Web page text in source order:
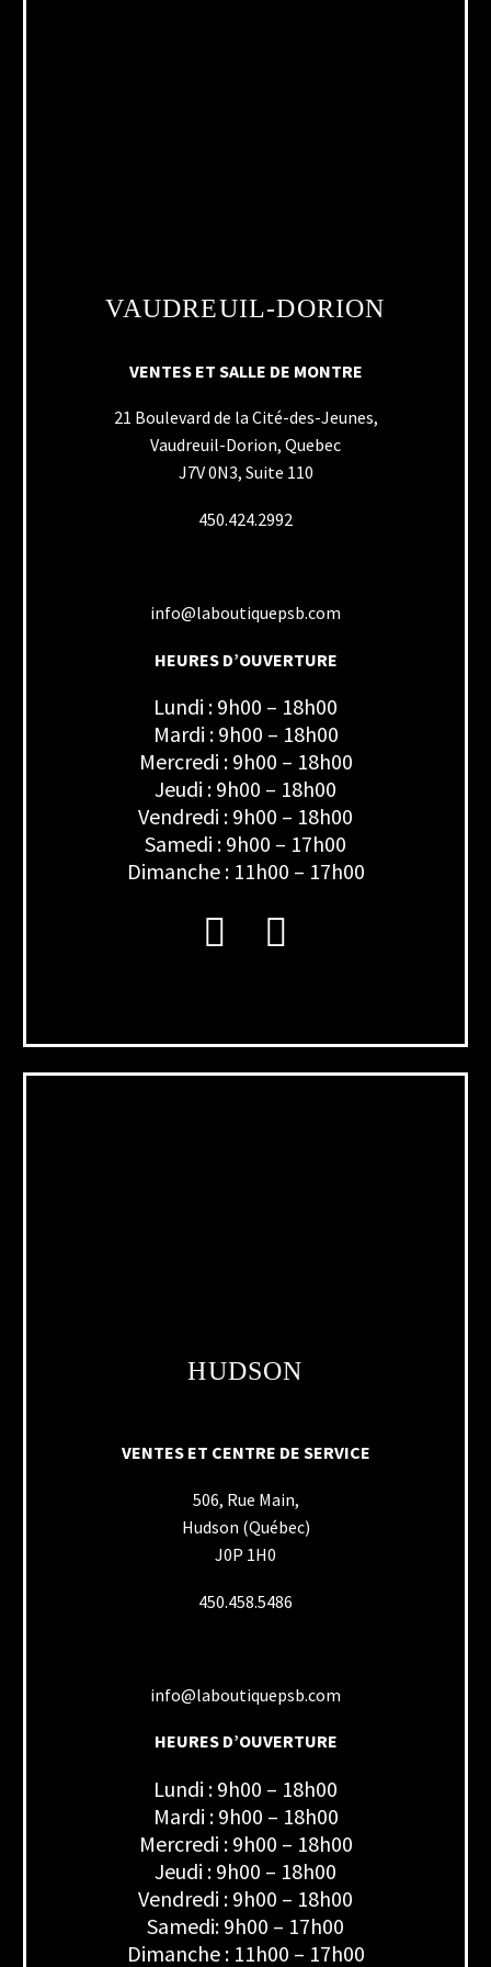
VAUDREUIL-DORION
VENTES ET SALLE DE MONTRE
21 Boulevard de la Cité-des-Jeunes,
Vaudreuil-Dorion, Quebec
J7V 0N3, Suite 110
450.424.2992
info@laboutiquepsb.com
HEURES D’OUVERTURE
Lundi : 9h00 – 18h00
Mardi : 9h00 – 18h00
Mercredi : 9h00 – 18h00
Jeudi : 9h00 – 18h00
Vendredi : 9h00 – 18h00
Samedi : 9h00 – 17h00
Dimanche : 11h00 – 17h00
HUDSON
VENTES ET CENTRE DE SERVICE
506, Rue Main,
Hudson (Québec)
J0P 1H0
450.458.5486
info@laboutiquepsb.com
HEURES D’OUVERTURE
Lundi : 9h00 – 18h00
Mardi : 9h00 – 18h00
Mercredi : 9h00 – 18h00
Jeudi : 9h00 – 18h00
Vendredi : 9h00 – 18h00
Samedi: 9h00 – 17h00
Dimanche : 11h00 – 17h00